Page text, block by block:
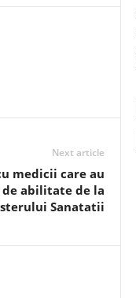
Next article
medicii care au
abilitate de la
Sanatatii